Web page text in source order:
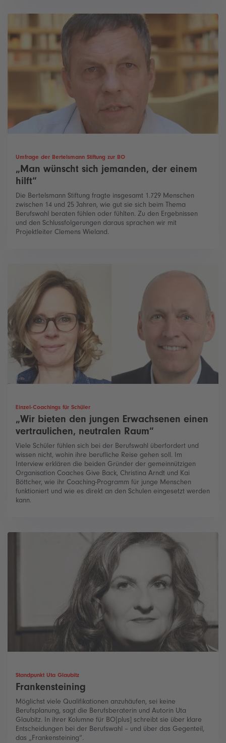
Umfrage der Bertelsmann Stiftung zur BO
„Man wünscht sich jemanden, der einem
hilft“
Die Bertelsmann Stiftung fragte insgesamt 1.729 Menschen
zwischen 14 und 25 Jahren, wie gut sie sich beim Thema
Berufswahl beraten fühlen oder fühlten. Zu den Ergebnissen
und den Schlussfolgerungen daraus sprachen wir mit
Projektleiter Clemens Wieland.
Einzel-Coachings für Schüler
„Wir bieten den jungen Erwachsenen einen
vertraulichen, neutralen Raum“
Viele Schüler fühlen sich bei der Berufswahl überfordert und
wissen nicht, wohin ihre berufliche Reise gehen soll. Im
Interview erklären die beiden Gründer der gemeinnützigen
Organisation Coaches Give Back, Christina Arndt und Kai
Böttcher, wie ihr Coaching-Programm für junge Menschen
funktioniert und wie es direkt an den Schulen eingesetzt werden
kann.
Standpunkt Uta Glaubitz
Frankensteining
Möglichst viele Qualifikationen anzuhäufen, sei keine
Berufsplanung, sagt die Berufsberaterin und Autorin Uta
Glaubitz. In ihrer Kolumne für BO[plus] schreibt sie über klare
Entscheidungen bei der Berufswahl – und über das Gegenteil,
das „Frankensteining“.